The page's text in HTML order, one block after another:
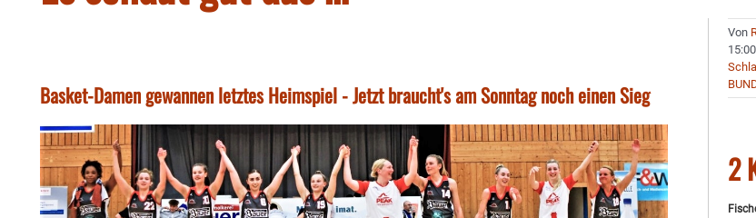
Basket-Damen gewannen letztes Heimspiel - Jetzt braucht's am Sonntag noch einen Sieg
Von
15:00
2